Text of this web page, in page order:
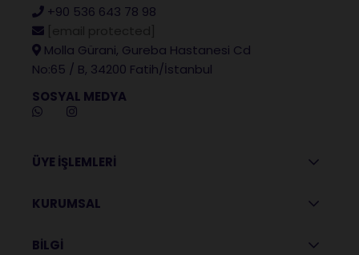
+90 536 643 78 98
Molla Gürani, Gureba Hastanesi Cd
No:65 / B, 34200 Fatih/İstanbul
SOSYAL MEDYA
ÜYE İŞLEMLERİ
KURUMSAL
BİLGİ